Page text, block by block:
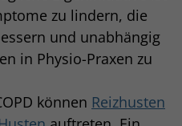
zu lindern, die
und unabhängig
in Physio-Praxen zu
können Reizhusten